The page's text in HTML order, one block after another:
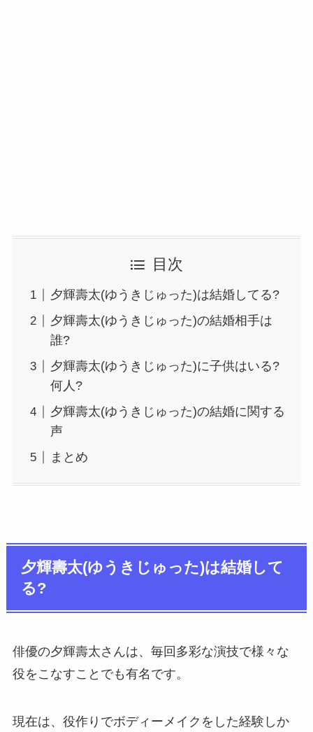
目次
夕輝壽太(ゆうきじゅった)は結婚してる?
夕輝壽太(ゆうきじゅった)の結婚相手は
誰?
夕輝壽太(ゆうきじゅった)に子供はいる?
何人?
夕輝壽太(ゆうきじゅった)の結婚に関する
声
まとめ
夕輝壽太(ゆうきじゅった)は結婚して
る?
俳優の夕輝壽太さんは、毎回多彩な演技で様々な
役をこなすことでも有名です。
現在は、役作りでボディーメイクをした経験しか